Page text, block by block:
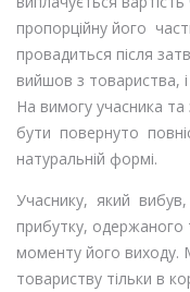
пропорційну його
провадиться після
вийшов з товариства,
На вимогу учасника
бути повернуто
натуральній формі.
Учаснику, який
прибутку,
моменту його виходу.
товариству тільки в